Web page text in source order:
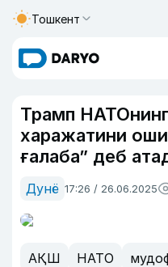
Тошкент
Трамп
харажатини
ғалаба” деб
Дунё 17:26 / 26.06.2025
АҚШ НАТО